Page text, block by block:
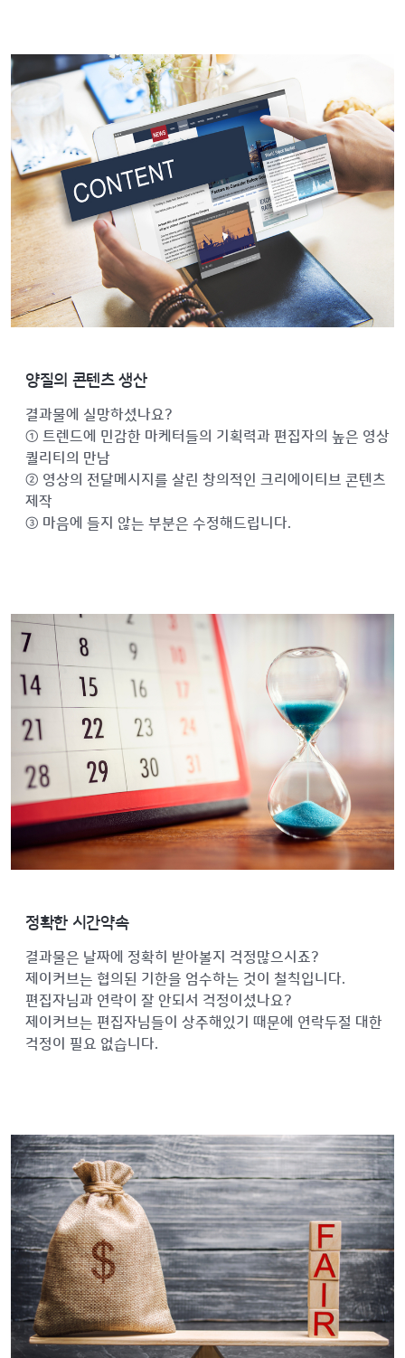
양질의 콘텐츠 생산
결과물에 실망하셨나요?
① 트렌드에 민감한 마케터들의 기획력과 편집자의 높은 영상
퀄리티의 만남
② 영상의 전달메시지를 살린 창의적인 크리에이티브 콘텐츠
제작
③ 마음에 들지 않는 부분은 수정해드립니다.
정확한 시간약속
결과물은 날짜에 정확히 받아볼지 걱정많으시죠?
제이커브는 협의된 기한을 엄수하는 것이 철칙입니다.
편집자님과 연락이 잘 안되서 걱정이셨나요?
제이커브는 편집자님들이 상주해있기 때문에 연락두절 대한
걱정이 필요 없습니다.